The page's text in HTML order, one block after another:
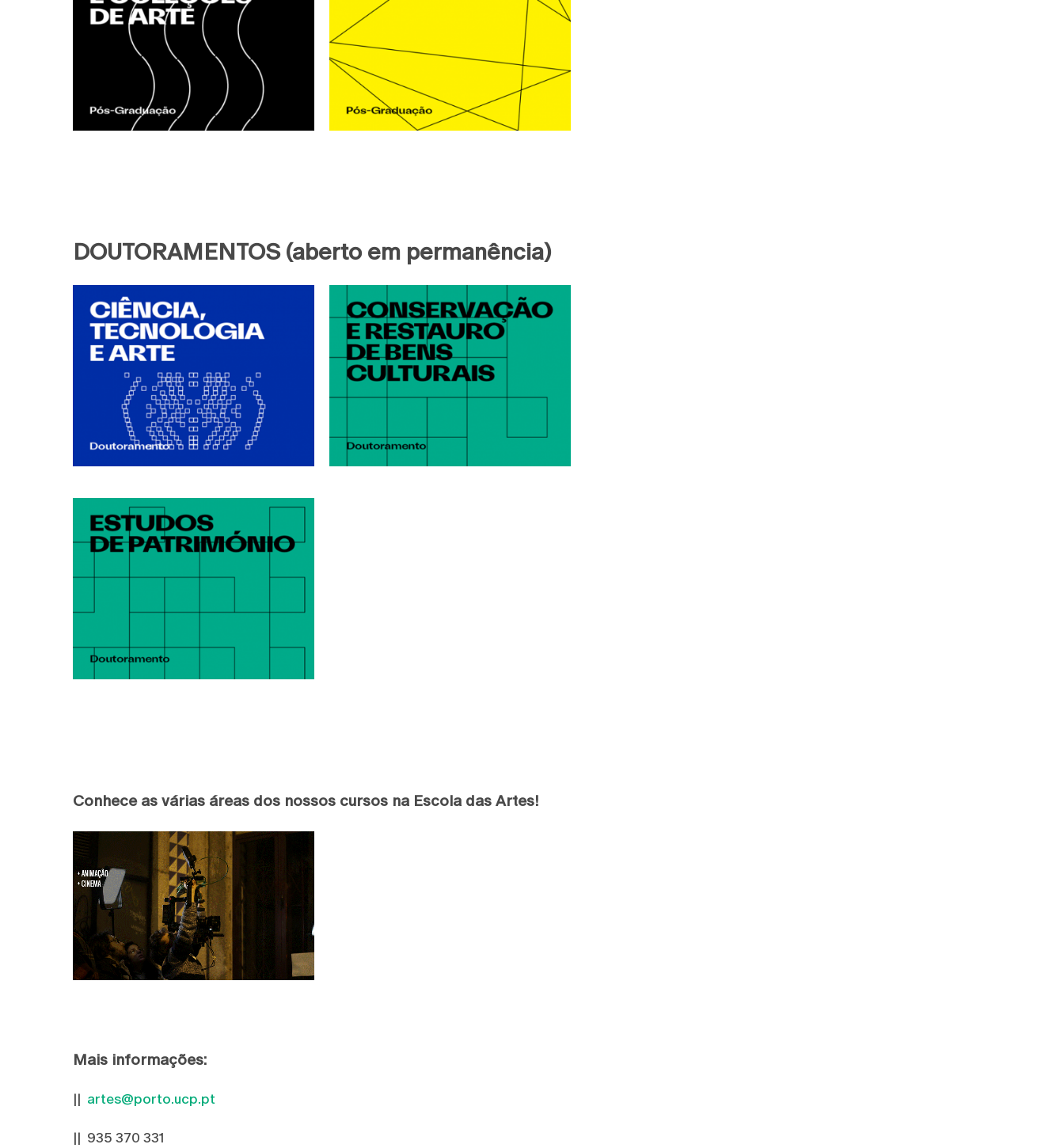
DOUTORAMENTOS (aberto em permanência)
Conhece as várias áreas dos nossos cursos na Escola das Artes!
Mais informações:
|| artes@porto.ucp.pt
|| 935 370 331